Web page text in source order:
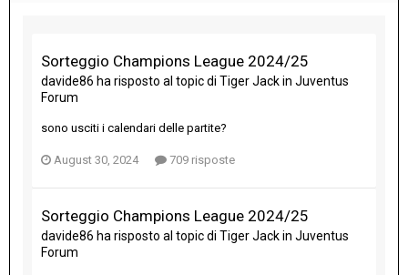
Sorteggio Champions League 2024/25
davide86 ha risposto al topic di Tiger Jackin Juventus
Forum
sono usciti i calendari delle partite?
August 30, 2024 709 risposte
Sorteggio Champions League 2024/25
davide86 ha risposto al topic di Tiger Jackin Juventus
Forum